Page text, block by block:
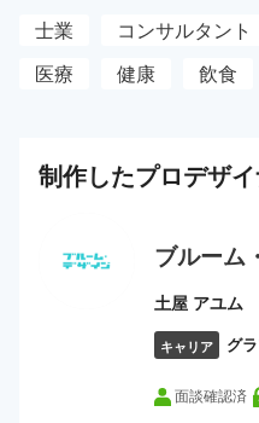
士業 コンサルタント
医療
健康 飲食
制作したプロデザ
ブルーム
土屋 アユム
キャリア グ
面談確認済